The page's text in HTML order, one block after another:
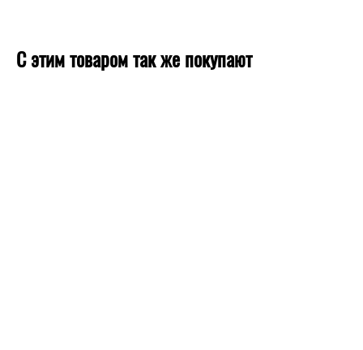
С этим товаром так же покупают